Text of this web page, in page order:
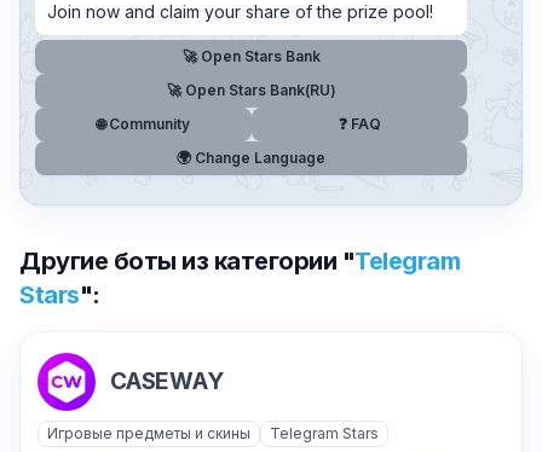
Join now and claim your share of the prize pool!
🚀 Open Stars Bank
🚀 Open Stars Bank(RU)
🌐 Community
❓ FAQ
🌍 Change Language
Другие боты из категории "Telegram
Stars":
CASEWAY
Игровые предметы и скины Telegram Stars